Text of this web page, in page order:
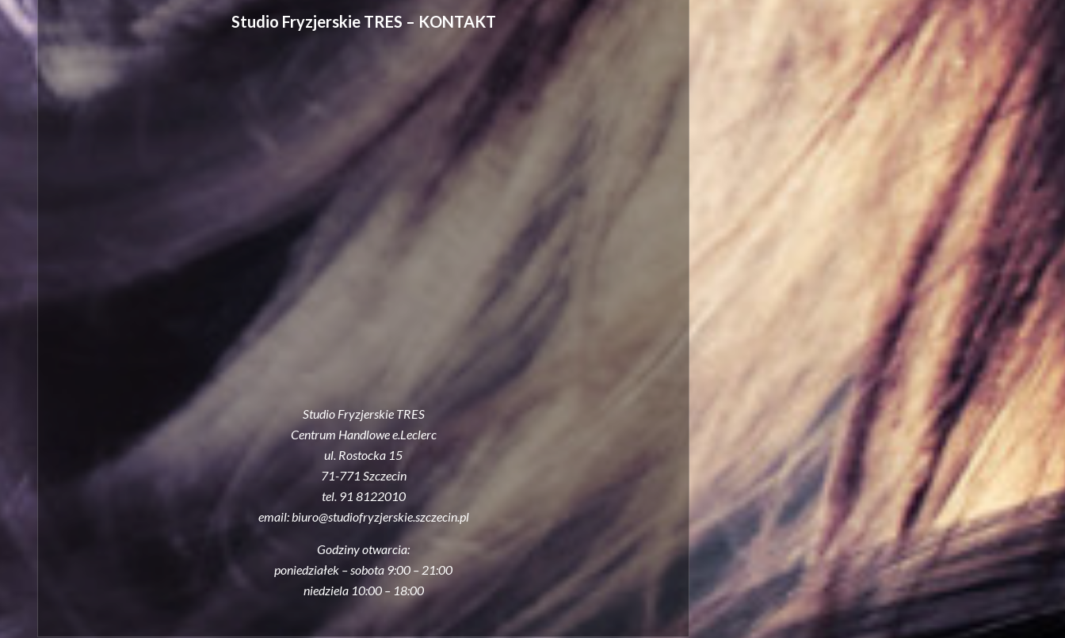
Studio Fryzjerskie TRES – KONTAKT
Studio Fryzjerskie TRES
Centrum Handlowe e.Leclerc
ul. Rostocka 15
71-771 Szczecin
tel. 91 8122010
email: biuro@studiofryzjerskie.szczecin.pl
Godziny otwarcia:
poniedziałek – sobota 9:00 – 21:00
niedziela 10:00 – 18:00